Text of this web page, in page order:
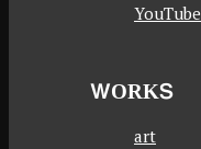
YouTube
WORKS
art